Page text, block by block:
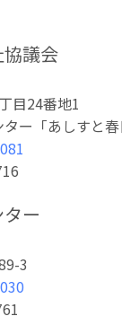
議会
目24番地1
ー「あしすと
ー
3